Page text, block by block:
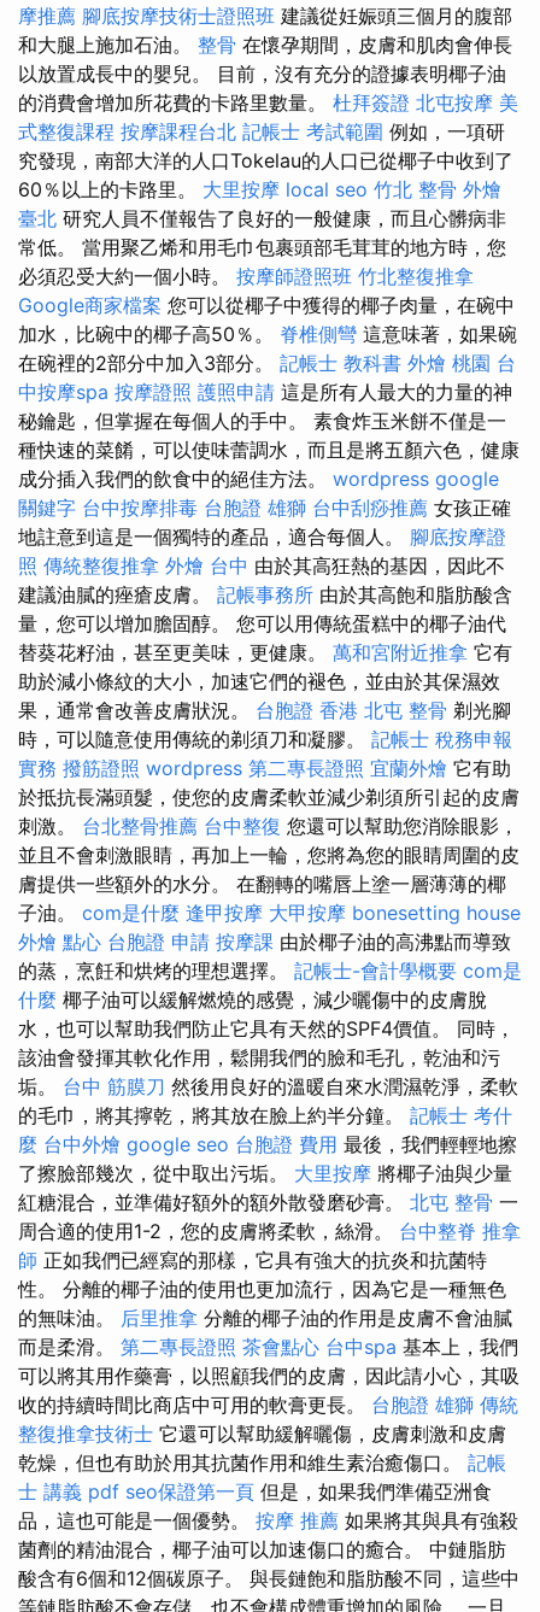
摩推薦 腳底按摩技術士證照班 建議從妊娠頭三個月的腹部
和大腿上施加石油。 整骨 在懷孕期間，皮膚和肌肉會伸長
以放置成長中的嬰兒。 目前，沒有充分的證據表明椰子油
的消費會增加所花費的卡路里數量。 杜拜簽證 北屯按摩 美
式整復課程 按摩課程台北 記帳士 考試範圍 例如，一項研
究發現，南部大洋的人口Tokelau的人口已從椰子中收到了
60％以上的卡路里。 大里按摩 local seo 竹北 整骨 外燴
臺北 研究人員不僅報告了良好的一般健康，而且心髒病非
常低。 當用聚乙烯和用毛巾包裹頭部毛茸茸的地方時，您
必須忍受大約一個小時。 按摩師證照班 竹北整復推拿
Google商家檔案 您可以從椰子中獲得的椰子肉量，在碗中
加水，比碗中的椰子高50％。 脊椎側彎 這意味著，如果碗
在碗裡的2部分中加入3部分。 記帳士 教科書 外燴 桃園 台
中按摩spa 按摩證照 護照申請 這是所有人最大的力量的神
秘鑰匙，但掌握在每個人的手中。 素食炸玉米餅不僅是一
種快速的菜餚，可以使味蕾調水，而且是將五顏六色，健康
成分插入我們的飲食中的絕佳方法。 wordpress google
關鍵字 台中按摩排毒 台胞證 雄獅 台中刮痧推薦 女孩正確
地註意到這是一個獨特的產品，適合每個人。 腳底按摩證
照 傳統整復推拿 外燴 台中 由於其高狂熱的基因，因此不
建議油膩的痤瘡皮膚。 記帳事務所 由於其高飽和脂肪酸含
量，您可以增加膽固醇。 您可以用傳統蛋糕中的椰子油代
替葵花籽油，甚至更美味，更健康。 萬和宮附近推拿 它有
助於減小條紋的大小，加速它們的褪色，並由於其保濕效
果，通常會改善皮膚狀況。 台胞證 香港 北屯 整骨 剃光腳
時，可以隨意使用傳統的剃須刀和凝膠。 記帳士 稅務申報
實務 撥筋證照 wordpress 第二專長證照 宜蘭外燴 它有助
於抵抗長滿頭髮，使您的皮膚柔軟並減少剃須所引起的皮膚
刺激。 台北整骨推薦 台中整復 您還可以幫助您消除眼影，
並且不會刺激眼睛，再加上一輪，您將為您的眼睛周圍的皮
膚提供一些額外的水分。 在翻轉的嘴唇上塗一層薄薄的椰
子油。 com是什麼 逢甲按摩 大甲按摩 bonesetting house
外燴 點心 台胞證 申請 按摩課 由於椰子油的高沸點而導致
的蒸，烹飪和烘烤的理想選擇。 記帳士-會計學概要 com是
什麼 椰子油可以緩解燃燒的感覺，減少曬傷中的皮膚脫
水，也可以幫助我們防止它具有天然的SPF4價值。 同時，
該油會發揮其軟化作用，鬆開我們的臉和毛孔，乾油和污
垢。 台中 筋膜刀 然後用良好的溫暖自來水潤濕乾淨，柔軟
的毛巾，將其擰乾，將其放在臉上約半分鐘。 記帳士 考什
麼 台中外燴 google seo 台胞證 費用 最後，我們輕輕地擦
了擦臉部幾次，從中取出污垢。 大里按摩 將椰子油與少量
紅糖混合，並準備好額外的額外散發磨砂膏。 北屯 整骨 一
周合適的使用1-2，您的皮膚將柔軟，絲滑。 台中整脊 推拿
師 正如我們已經寫的那樣，它具有強大的抗炎和抗菌特
性。 分離的椰子油的使用也更加流行，因為它是一種無色
的無味油。 后里推拿 分離的椰子油的作用是皮膚不會油膩
而是柔滑。 第二專長證照 茶會點心 台中spa 基本上，我們
可以將其用作藥膏，以照顧我們的皮膚，因此請小心，其吸
收的持續時間比商店中可用的軟膏更長。 台胞證 雄獅 傳統
整復推拿技術士 它還可以幫助緩解曬傷，皮膚刺激和皮膚
乾燥，但也有助於用其抗菌作用和維生素治癒傷口。 記帳
士 講義 pdf seo保證第一頁 但是，如果我們準備亞洲食
品，這也可能是一個優勢。 按摩 推薦 如果將其與具有強殺
菌劑的精油混合，椰子油可以加速傷口的癒合。 中鏈脂肪
酸含有6個和12個碳原子。 與長鏈飽和脂肪酸不同，這些中
等鏈脂肪酸不會存儲，也不會構成體重增加的風險。 一旦